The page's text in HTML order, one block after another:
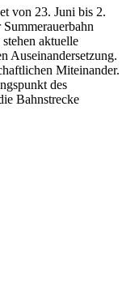
von 23. Juni bis 2.
aktuelle
Auseinandersetzung.
Miteinander.
des
Bahnstrecke